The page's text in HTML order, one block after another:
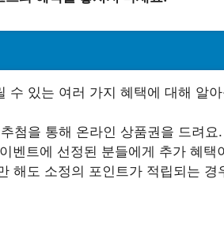
수 있는 여러 가지 혜택에 대해 알
첨을 통해 온라인 상품권을 드려요.
벤트에 선정된 분들에게 추가 혜택
해도 소정의 포인트가 적립되는 경